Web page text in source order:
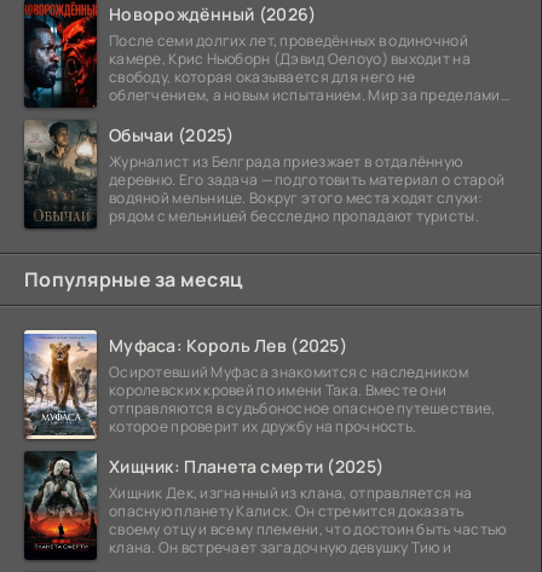
Новорождённый (2026)
После семи долгих лет, проведённых в одиночной
камере, Крис Ньюборн (Дэвид Оелоуо) выходит на
свободу, которая оказывается для него не
облегчением, а новым испытанием. Мир за пределами
Обычаи (2025)
Журналист из Белграда приезжает в отдалённую
деревню. Его задача — подготовить материал о старой
водяной мельнице. Вокруг этого места ходят слухи:
рядом с мельницей бесследно пропадают туристы.
Популярные за месяц
Муфаса: Король Лев (2025)
Осиротевший Муфаса знакомится с наследником
королевских кровей по имени Така. Вместе они
отправляются в судьбоносное опасное путешествие,
которое проверит их дружбу на прочность.
Хищник: Планета смерти (2025)
Хищник Дек, изгнанный из клана, отправляется на
опасную планету Калиск. Он стремится доказать
своему отцу и всему племени, что достоин быть частью
клана. Он встречает загадочную девушку Тию и